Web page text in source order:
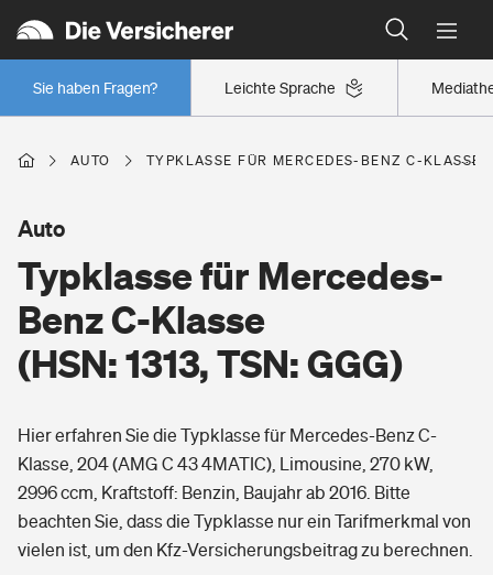
Leichte Sprache
Sie haben Fragen?
Wer versichert was: Jetzt Versicherer finden
Regionalklassen: So ist Ihre Region eingestuft
Wer versichert was: Jetzt Versicherer finden
Berufsunfähigkeitsversicherung
Arbeitsrechtsschutz
Berufshaftpflichtversicherung
Wohnen
Wohngebäudeversicherung
Hausratversicherung
Elementarversicherung
Photovoltaik
Pri­vate Haft­pflicht­
Rechts­schutz­ver­si­che­rung
Gesundheit
Private Krankenversicherung
AUTO TYPKLASSE FÜR MERCEDES-BENZ C-KLASSE
Typklasse für Mercedes-
Benz C-Klasse
(HSN: 1313, TSN: GGG)
Auto
Hier erfahren Sie die Typklasse für Mercedes-Benz C-
Klasse, 204 (AMG C 43 4MATIC), Limousine, 270 kW,
2996 ccm, Kraftstoff: Benzin, Baujahr ab 2016. Bitte
beachten Sie, dass die Typklasse nur ein Tarifmerkmal von
vielen ist, um den Kfz-Versicherungsbeitrag zu berechnen.